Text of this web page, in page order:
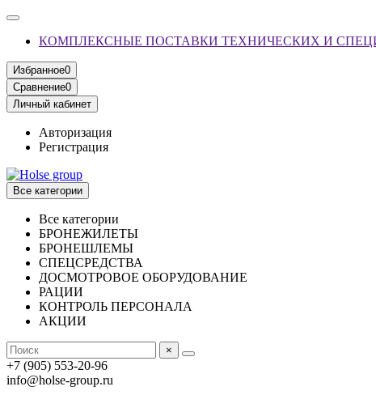
КОМПЛЕКСНЫЕ ПОСТАВКИ ТЕХНИЧЕСКИХ И
Избранное0
Сравнение0
Личный кабинет
Авторизация
Регистрация
Все категории
Все категории
БРОНЕЖИЛЕТЫ
БРОНЕШЛЕМЫ
СПЕЦСРЕДСТВА
ДОСМОТРОВОЕ ОБОРУДОВАНИЕ
РАЦИИ
КОНТРОЛЬ ПЕРСОНАЛА
АКЦИИ
×
+7 (905) 553-20-96
info@holse-group.ru